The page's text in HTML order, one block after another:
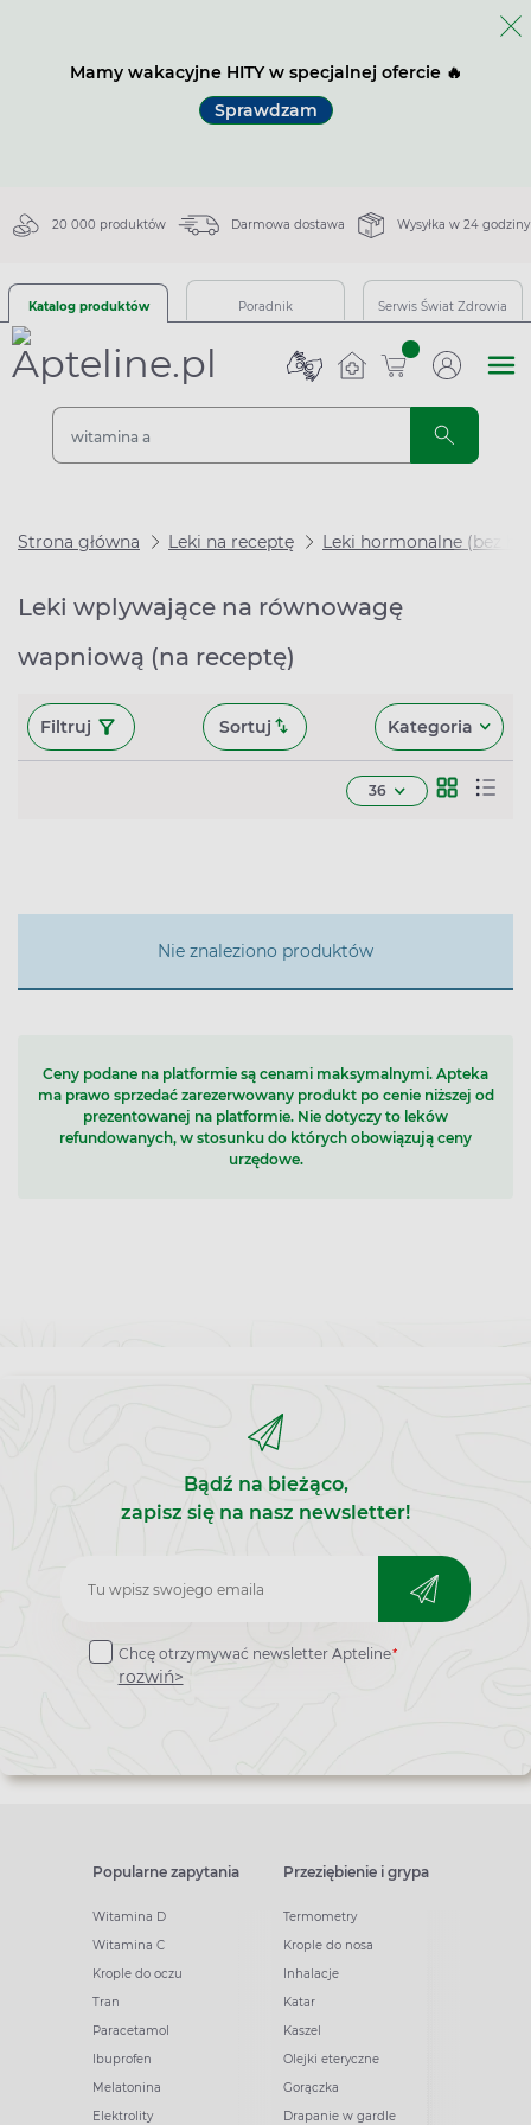
Mamy wakacyjne HITY w specjalnej ofercie 🔥
Sprawdzam
20 000 produktów Darmowa dostawa Wysyłka w 24 godziny
Katalog produktów Poradnik Serwis Świat Zdrowia
sztuk
Strona główna Leki na receptę Leki hormonalne (bez
Leki wplywające na równowagę
wapniową (na receptę)
Filtruj Sortuj Kategoria
36
Nie znaleziono produktów
Ceny podane na platformie są cenami maksymalnymi. Apteka
ma prawo sprzedać zarezerwowany produkt po cenie niższej od
prezentowanej na platformie. Nie dotyczy to leków
refundowanych, w stosunku do których obowiązują ceny
urzędowe.
Bądź na bieżąco,
zapisz się na nasz newsletter!
Zapisz
do
newslettera
Chcę otrzymywać newsletter Apteline*
rozwiń>
Popularne zapytania
Witamina D
Witamina C
Krople do oczu
Tran
Paracetamol
Ibuprofen
Melatonina
Elektrolity
Przeziębienie i grypa
Termometry
Krople do nosa
Inhalacje
Katar
Kaszel
Olejki eteryczne
Gorączka
Drapanie w gardle